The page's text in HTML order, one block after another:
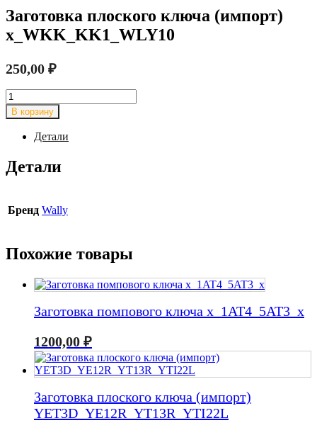
Заготовка плоского ключа (импорт)
x_WKK_KK1_WLY10
250,00 ₽
Количество
товара
Заготовка
плоского
ключа
(импорт)
x_WKK_KK1_WLY10
В корзину
Детали
Детали
Бренд Wally
Похожие товары
Заготовка помпового ключа x_1AT4_5AT3_x
1200,00 ₽
Заготовка плоского ключа (импорт)
YET3D_YE12R_YT13R_YTI22L